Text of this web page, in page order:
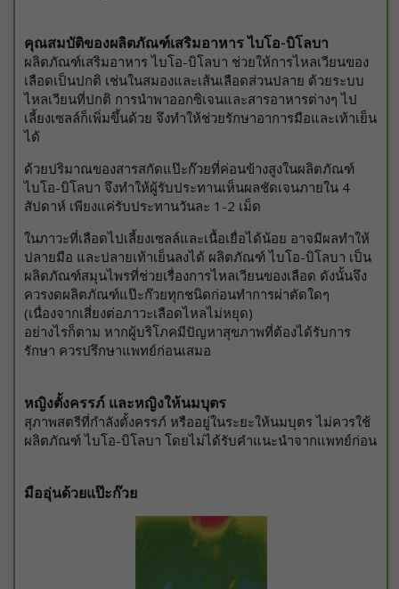
คุณสมบัติของผลิตภัณฑ์เสริมอาหาร ไบโอ-บิโลบา
ผลิตภัณฑ์เสริมอาหาร ไบโอ-บิโลบา ช่วยให้การไหลเวียนของ
เลือดเป็นปกติ เช่นในสมองและเส้นเลือดส่วนปลาย ด้วยระบบ
ไหลเวียนที่ปกติ การนำพาออกซิเจนและสารอาหารต่างๆ ไป
เลี้ยงเซลล์ก็เพิ่มขึ้นด้วย จึงทำให้ช่วยรักษาอาการมือและเท้าเย็น
ได้
ด้วยปริมาณของสารสกัดแป๊ะก๊วยที่ค่อนข้างสูงในผลิตภัณฑ์
ไบโอ-บิโลบา จึงทำให้ผู้รับประทานเห็นผลชัดเจนภายใน 4
สัปดาห์ เพียงแค่รับประทานวันละ 1-2 เม็ด
ในภาวะที่เลือดไปเลี้ยงเซลล์และเนื้อเยื่อได้น้อย อาจมีผลทำให้
ปลายมือ และปลายเท้าเย็นลงได้ ผลิตภัณฑ์ ไบโอ-บิโลบา เป็น
ผลิตภัณฑ์สมุนไพรที่ช่วยเรื่องการไหลเวียนของเลือด ดังนั้นจึง
ควรงดผลิตภัณฑ์แป๊ะก๊วยทุกชนิดก่อนทำการผ่าตัดใดๆ
(เนื่องจากเสี่ยงต่อภาวะเลือดไหลไม่หยุด)
อย่างไรก็ตาม หากผู้บริโภคมีปัญหาสุขภาพที่ต้องได้รับการ
รักษา ควรปรึกษาแพทย์ก่อนเสมอ
หญิงตั้งครรภ์ และหญิงให้นมบุตร
สุภาพสตรีที่กำลังตั้งครรภ์ หรืออยู่ในระยะให้นมบุตร ไม่ควรใช้
ผลิตภัณฑ์ ไบโอ-บิโลบา โดยไม่ได้รับคำแนะนำจากแพทย์ก่อน
มืออุ่นด้วยแป๊ะก๊วย